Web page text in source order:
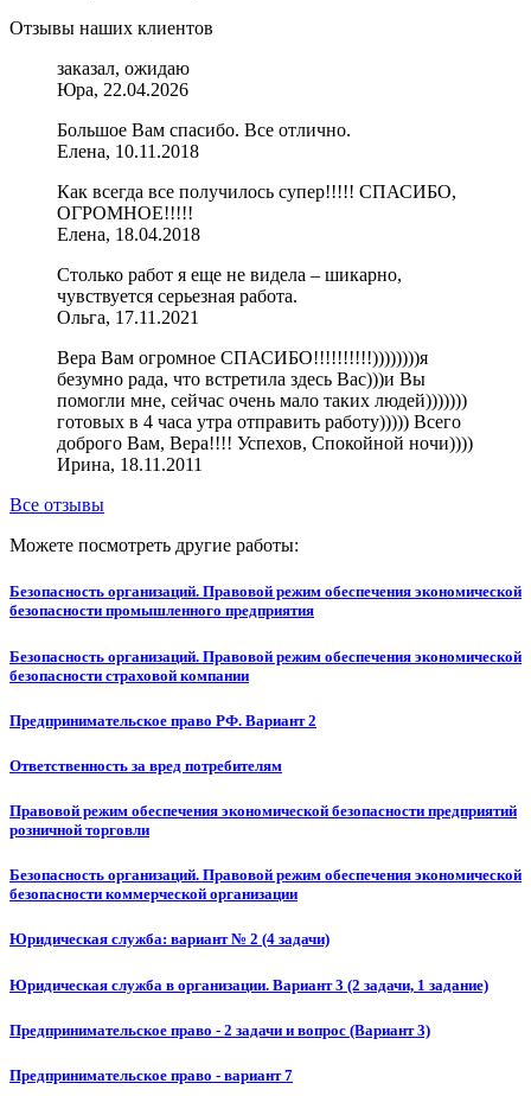
Отзывы наших клиентов
заказал, ожидаю
Юра, 22.04.2026
Большое Вам спасибо. Все отлично.
Елена, 10.11.2018
Как всегда все получилось супер!!!!! СПАСИБО,
ОГРОМНОЕ!!!!!
Елена, 18.04.2018
Столько работ я еще не видела – шикарно,
чувствуется серьезная работа.
Ольга, 17.11.2021
Вера Вам огромное СПАСИБО!!!!!!!!!!))))))))я
безумно рада, что встретила здесь Вас)))и Вы
помогли мне, сейчас очень мало таких людей)))))))
готовых в 4 часа утра отправить работу))))) Всего
доброго Вам, Вера!!!! Успехов, Спокойной ночи))))
Ирина, 18.11.2011
Все отзывы
Можете посмотреть другие работы:
Безопасность организаций. Правовой режим обеспечения экономической
безопасности промышленного предприятия
Безопасность организаций. Правовой режим обеспечения экономической
безопасности страховой компании
Предпринимательское право РФ. Вариант 2
Ответственность за вред потребителям
Правовой режим обеспечения экономической безопасности предприятий
розничной торговли
Безопасность организаций. Правовой режим обеспечения экономической
безопасности коммерческой организации
Юридическая служба: вариант № 2 (4 задачи)
Юридическая служба в организации. Вариант 3 (2 задачи, 1 задание)
Предпринимательское право - 2 задачи и вопрос (Вариант 3)
Предпринимательское право - вариант 7